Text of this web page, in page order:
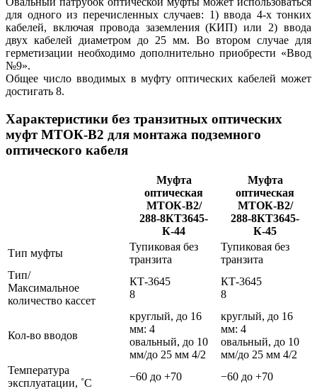
для одного из перечисленных случаев: 1) ввода 4-х тонких
кабелей, включая провода заземления (КИП) или 2) ввода
двух кабелей диаметром до 25 мм. Во втором случае для
герметизации необходимо дополнительно приобрести «Ввод
№9».
Общее число вводимых в муфту оптических кабелей может
достигать 8.
Характеристики без транзитных оптических
муфт МТОК-В2 для монтажа подземного
оптического кабеля
Муфта
оптическая
МТОК-В2/
288-8КТ3645-
К-44
Муфта
оптическая
МТОК-В2/
288-8КТ3645-
К-45
Тип муфты
Тупиковая без
транзита
Тупиковая без
транзита
Тип/
Максимальное
количество кассет
КТ-3645
8
КТ-3645
8
Кол-во вводов
круглый, до 16
мм: 4
овальный, до 10
мм/до 25 мм 4/2
круглый, до 16
мм: 4
овальный, до 10
мм/до 25 мм 4/2
Температура
эксплуатации, ˚С
−60 до +70
−60 до +70